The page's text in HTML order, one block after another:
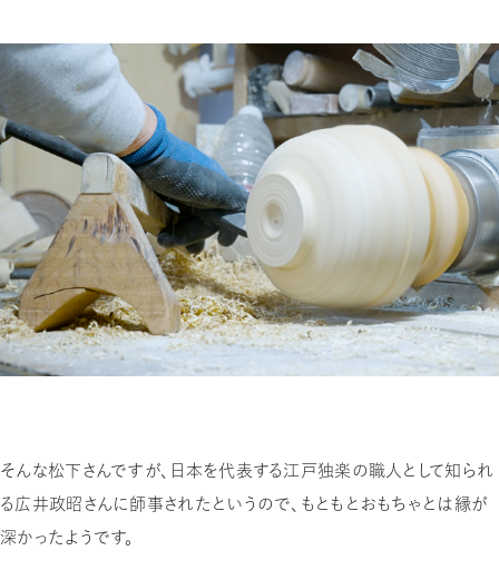
そんな松下さんですが、日本を代表する江戸独楽の職人として知られ
る広井政昭さんに師事されたというので、もともとおもちゃとは縁が
深かったようです。